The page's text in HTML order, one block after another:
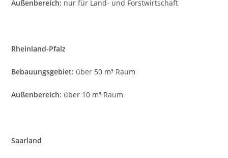
Außenbereich: nur für Land- und Forstwirtschaft
Rheinland-Pfalz
Bebauungsgebiet: über 50 m³ Raum
Außenbereich: über 10 m³ Raum
Saarland